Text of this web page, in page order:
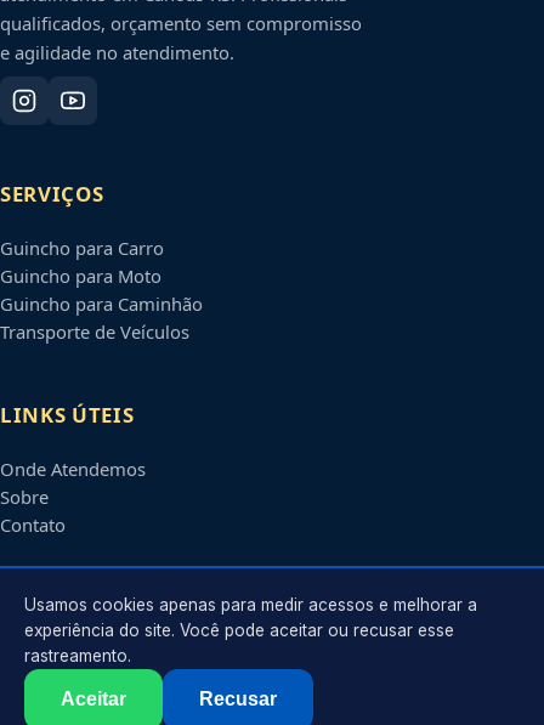
qualificados, orçamento sem compromisso
e agilidade no atendimento.
SERVIÇOS
Guincho para Carro
Guincho para Moto
Guincho para Caminhão
Transporte de Veículos
LINKS ÚTEIS
Onde Atendemos
Sobre
Contato
CONTATO
Atendimento em
contato@guinchoscanoas.com.br
2026 Canoas . Todos os direitos reservados.
Usamos cookies apenas para medir acessos e melhorar a
experiência do site. Você pode aceitar ou recusar esse
rastreamento.
Aceitar Recusar